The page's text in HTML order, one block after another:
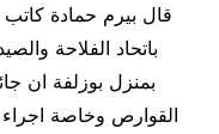
قال بيرم حمادة
باتحاد الفلاحة
بمنزل بوزلفة ان
القوارص وخاصة اجراء